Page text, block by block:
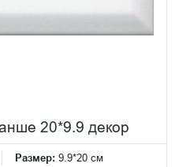
20*9.9 декор
Размер: 9.9*20 см